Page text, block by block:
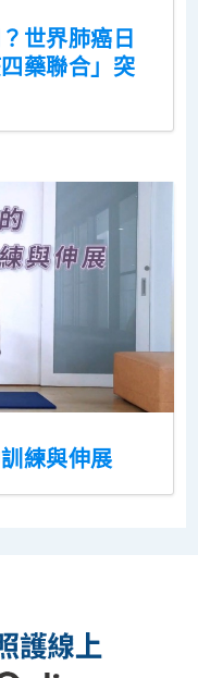
世界肺癌日
藥聯合」突
練與伸展